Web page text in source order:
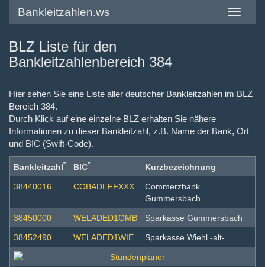
Toggle
Bankleitzahlen.ws
BLZ Liste für den
Bankleitzahlenbereich 384
Hier sehen Sie eine Liste aller deutscher Bankleitzahlen im BLZ
Bereich 384.
Durch Klick auf eine einzelne BLZ erhalten Sie nähere
Informationen zu dieser Bankleitzahl, z.B. Name der Bank, Ort
und BIC (Swift-Code).
Bankleitzahl* BIC* Kurzbezeichnung
38440016 COBADEFFXXX
Commerzbank
Gummersbach
38450000 WELADED1GMB Sparkasse Gummersbach
38452490 WELADED1WIE Sparkasse Wiehl -alt-